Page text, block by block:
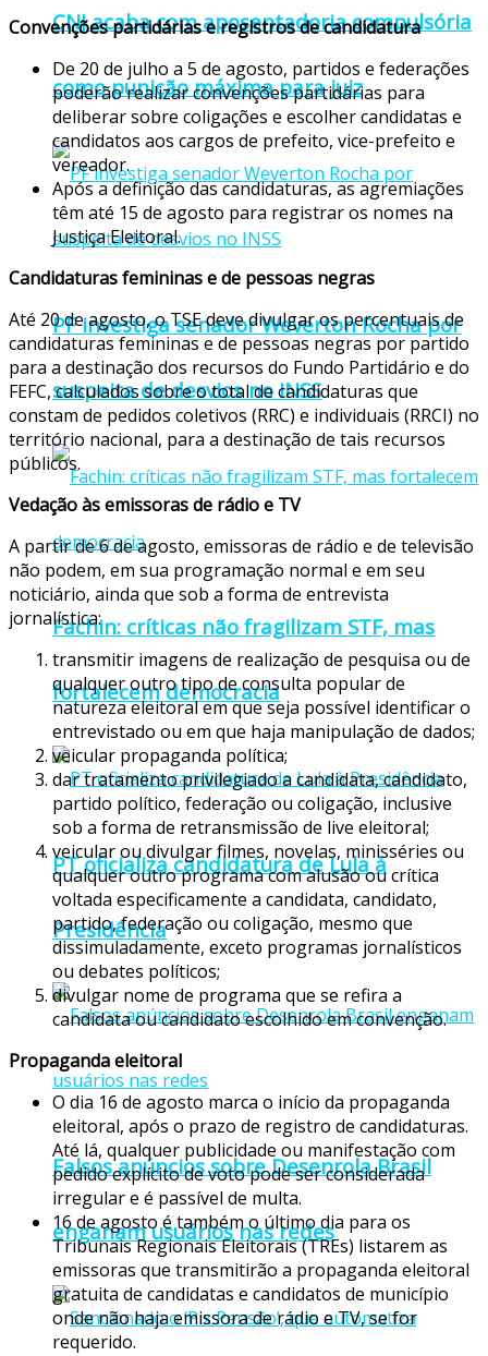
CNJ acaba com aposentadoria compulsória
como punição máxima para juiz
PF investiga senador Weverton Rocha por
suspeita de desvios no INSS
Fachin: críticas não fragilizam STF, mas
fortalecem democracia
PT oficializa candidatura de Lula à
Presidência
Falsos anúncios sobre Desenrola Brasil
enganam usuários nas redes
Convenções partidárias e registros de candidatura
De 20 de julho a 5 de agosto, partidos e federações
poderão realizar convenções partidárias para
deliberar sobre coligações e escolher candidatas e
candidatos aos cargos de prefeito, vice-prefeito e
vereador.
Após a definição das candidaturas, as agremiações
têm até 15 de agosto para registrar os nomes na
Justiça Eleitoral.
Candidaturas femininas e de pessoas negras
Até 20 de agosto, o TSE deve divulgar os percentuais de
candidaturas femininas e de pessoas negras por partido
para a destinação dos recursos do Fundo Partidário e do
FEFC, calculados sobre o total de candidaturas que
constam de pedidos coletivos (RRC) e individuais (RRCI) no
território nacional, para a destinação de tais recursos
públicos.
Vedação às emissoras de rádio e TV
A partir de 6 de agosto, emissoras de rádio e de televisão
não podem, em sua programação normal e em seu
noticiário, ainda que sob a forma de entrevista
jornalística:
transmitir imagens de realização de pesquisa ou de
qualquer outro tipo de consulta popular de
natureza eleitoral em que seja possível identificar o
entrevistado ou em que haja manipulação de dados;
veicular propaganda política;
dar tratamento privilegiado a candidata, candidato,
partido político, federação ou coligação, inclusive
sob a forma de retransmissão de live eleitoral;
veicular ou divulgar filmes, novelas, minisséries ou
qualquer outro programa com alusão ou crítica
voltada especificamente a candidata, candidato,
partido, federação ou coligação, mesmo que
dissimuladamente, exceto programas jornalísticos
ou debates políticos;
divulgar nome de programa que se refira a
candidata ou candidato escolhido em convenção.
Propaganda eleitoral
O dia 16 de agosto marca o início da propaganda
eleitoral, após o prazo de registro de candidaturas.
Até lá, qualquer publicidade ou manifestação com
pedido explícito de voto pode ser considerada
irregular e é passível de multa.
16 de agosto é também o último dia para os
Tribunais Regionais Eleitorais (TREs) listarem as
emissoras que transmitirão a propaganda eleitoral
gratuita de candidatas e candidatos de município
onde não haja emissora de rádio e TV, se for
requerido.